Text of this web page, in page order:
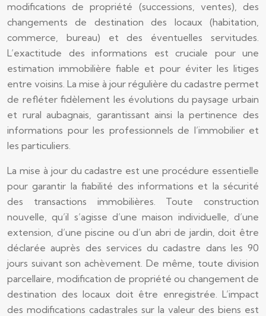
modifications de propriété (successions, ventes), des
changements de destination des locaux (habitation,
commerce, bureau) et des éventuelles servitudes.
L’exactitude des informations est cruciale pour une
estimation immobilière fiable et pour éviter les litiges
entre voisins. La mise à jour régulière du cadastre permet
de refléter fidèlement les évolutions du paysage urbain
et rural aubagnais, garantissant ainsi la pertinence des
informations pour les professionnels de l’immobilier et
les particuliers.
La mise à jour du cadastre est une procédure essentielle
pour garantir la fiabilité des informations et la sécurité
des transactions immobilières. Toute construction
nouvelle, qu’il s’agisse d’une maison individuelle, d’une
extension, d’une piscine ou d’un abri de jardin, doit être
déclarée auprès des services du cadastre dans les 90
jours suivant son achèvement. De même, toute division
parcellaire, modification de propriété ou changement de
destination des locaux doit être enregistrée. L’impact
des modifications cadastrales sur la valeur des biens est